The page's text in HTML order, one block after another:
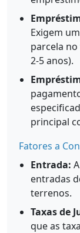
Exigem
parcela
2-5 anos).
principal
Fatores a
Entrada:
entradas
terrenos.
Taxas de
que as